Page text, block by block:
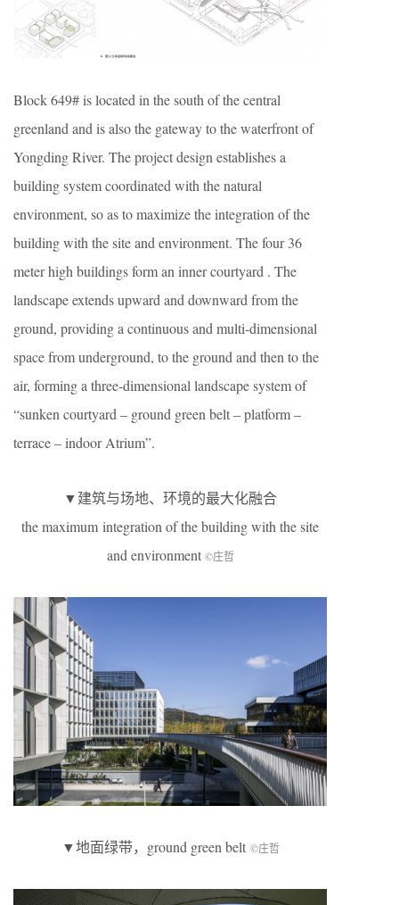
Block 649# is located in the south of the central
greenland and is also the gateway to the waterfront of
Yongding River. The project design establishes a
building system coordinated with the natural
environment, so as to maximize the integration of the
building with the site and environment. The four 36
meter high buildings form an inner courtyard . The
landscape extends upward and downward from the
ground, providing a continuous and multi-dimensional
space from underground, to the ground and then to the
air, forming a three-dimensional landscape system of
“sunken courtyard – ground green belt – platform –
terrace – indoor Atrium”.
▼建筑与场地、环境的最大化融合
the maximum integration of the building with the site
and environment ©庄哲
▼地面绿带，ground green belt ©庄哲